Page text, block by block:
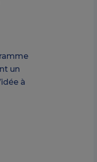
un
à